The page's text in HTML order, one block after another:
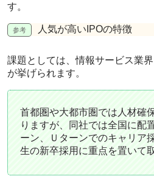
す。
人気が高いIPOの特徴
課題としては、情報サービス業
が挙げられます。
首都圏や大都市圏では人材確
りますが、同社では全国に配
ーン、Ｕターンでのキャリア
生の新卒採用に重点を置いて